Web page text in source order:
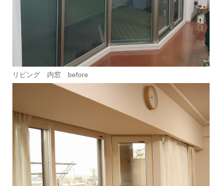
リビング 内窓 before